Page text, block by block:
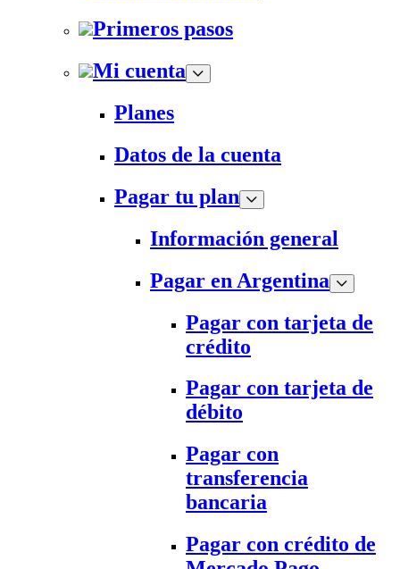
Primeros pasos
Mi cuenta
Planes
Datos de la cuenta
Pagar tu plan
Información general
Pagar en Argentina
Pagar con tarjeta de
crédito
Pagar con tarjeta de
débito
Pagar con
transferencia
bancaria
Pagar con crédito de